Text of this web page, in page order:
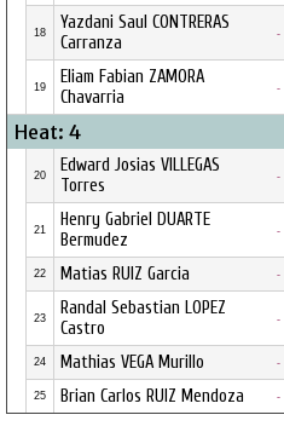
18
Yazdani Saul CONTRERAS
Carranza
-
19
Eliam Fabian ZAMORA
Chavarria
-
Heat: 4
20
Edward Josias VILLEGAS
Torres
-
21
Henry Gabriel DUARTE
Bermudez
-
22 Matias RUIZ Garcia -
23
Randal Sebastian LOPEZ
Castro
-
24 Mathias VEGA Murillo -
25 Brian Carlos RUIZ Mendoza -